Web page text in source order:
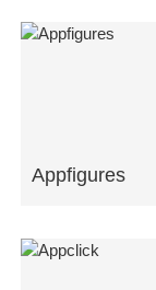
Appfigures